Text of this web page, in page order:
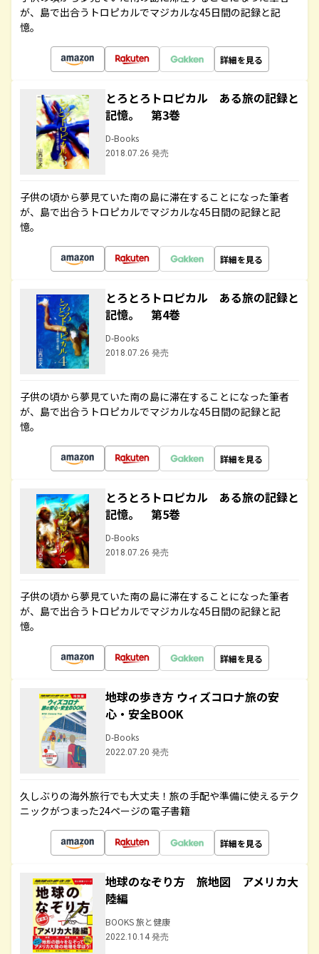
が、島で出合うトロピカルでマジカルな45日間の記録と記
憶。
詳細を見る
とろとろトロピカル ある旅の記録と
記憶。 第3巻
D-Books
2018.07.26 発売
子供の頃から夢見ていた南の島に滞在することになった筆者
が、島で出合うトロピカルでマジカルな45日間の記録と記
憶。
詳細を見る
とろとろトロピカル ある旅の記録と
記憶。 第4巻
D-Books
2018.07.26 発売
子供の頃から夢見ていた南の島に滞在することになった筆者
が、島で出合うトロピカルでマジカルな45日間の記録と記
憶。
詳細を見る
とろとろトロピカル ある旅の記録と
記憶。 第5巻
D-Books
2018.07.26 発売
子供の頃から夢見ていた南の島に滞在することになった筆者
が、島で出合うトロピカルでマジカルな45日間の記録と記
憶。
詳細を見る
地球の歩き方 ウィズコロナ旅の安
心・安全BOOK
D-Books
2022.07.20 発売
久しぶりの海外旅行でも大丈夫！旅の手配や準備に使えるテク
ニックがつまった24ページの電子書籍
詳細を見る
地球のなぞり方 旅地図 アメリカ大
陸編
BOOKS 旅と健康
2022.10.14 発売